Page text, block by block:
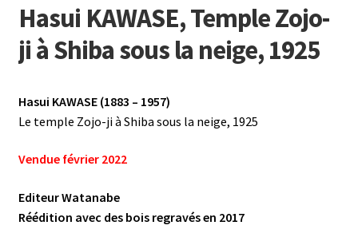
Hasui KAWASE, Temple Zojo-
ji à Shiba sous la neige, 1925
Hasui KAWASE (1883 – 1957)
Le temple Zojo-ji à Shiba sous la neige, 1925
Vendue février 2022
Editeur Watanabe
Réédition avec des bois regravés en 2017